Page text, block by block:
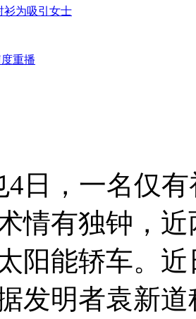
衫为吸引女士
重播
车撞飞骑车人
厂8.7吨苯胺流入浊漳河
料 可致溶血性贫血
4日，一名仅
情有独钟，
阳能轿车。
发明者袁新